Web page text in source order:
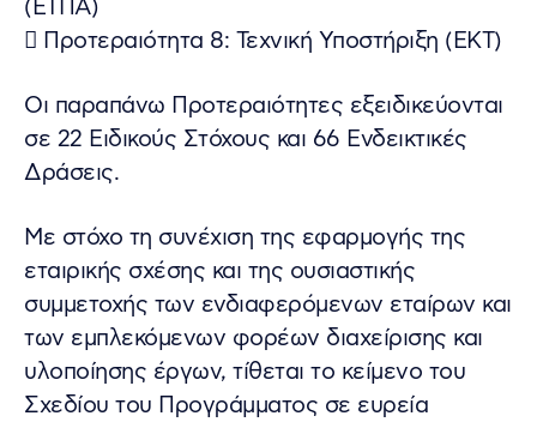
(ΕΤΠΑ)
 Προτεραιότητα 8: Τεχνική Υποστήριξη (ΕΚΤ)
Οι παραπάνω Προτεραιότητες εξειδικεύονται
σε 22 Ειδικούς Στόχους και 66 Ενδεικτικές
Δράσεις.
Με στόχο τη συνέχιση της εφαρμογής της
εταιρικής σχέσης και της ουσιαστικής
συμμετοχής των ενδιαφερόμενων εταίρων και
των εμπλεκόμενων φορέων διαχείρισης και
υλοποίησης έργων, τίθεται το κείμενο του
Σχεδίου του Προγράμματος σε ευρεία